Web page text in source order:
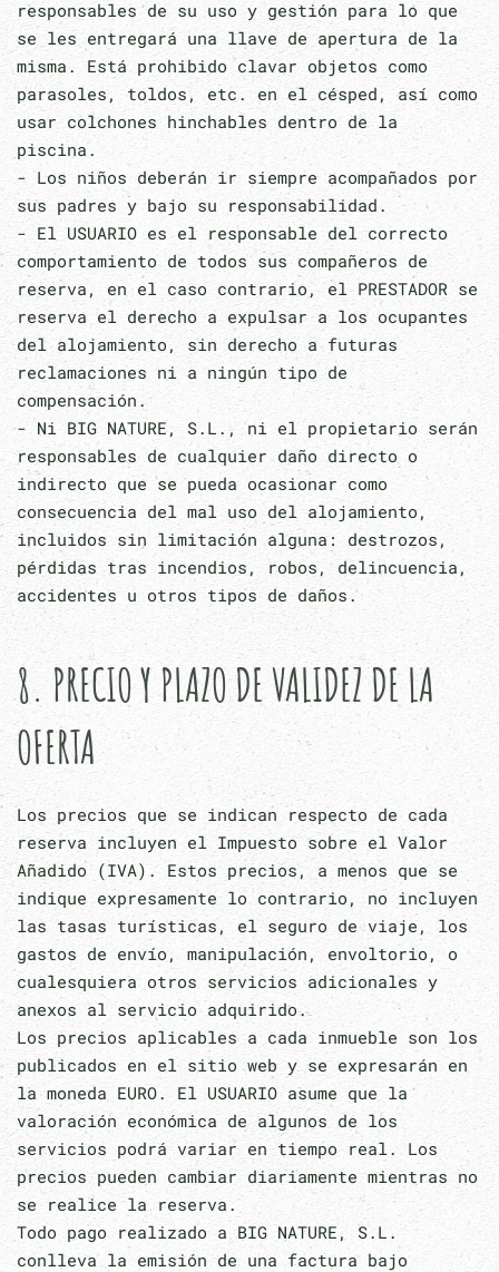
responsables de su uso y gestión para lo que
se les entregará una llave de apertura de la
misma. Está prohibido clavar objetos como
parasoles, toldos, etc. en el césped, así como
usar colchones hinchables dentro de la
piscina.
- Los niños deberán ir siempre acompañados por
sus padres y bajo su responsabilidad.
- El USUARIO es el responsable del correcto
comportamiento de todos sus compañeros de
reserva, en el caso contrario, el PRESTADOR se
reserva el derecho a expulsar a los ocupantes
del alojamiento, sin derecho a futuras
reclamaciones ni a ningún tipo de
compensación.
- Ni BIG NATURE, S.L., ni el propietario serán
responsables de cualquier daño directo o
indirecto que se pueda ocasionar como
consecuencia del mal uso del alojamiento,
incluidos sin limitación alguna: destrozos,
pérdidas tras incendios, robos, delincuencia,
accidentes u otros tipos de daños.
8. PRECIO Y PLAZO DE VALIDEZ DE LA
OFERTA
Los precios que se indican respecto de cada
reserva incluyen el Impuesto sobre el Valor
Añadido (IVA). Estos precios, a menos que se
indique expresamente lo contrario, no incluyen
las tasas turísticas, el seguro de viaje, los
gastos de envío, manipulación, envoltorio, o
cualesquiera otros servicios adicionales y
anexos al servicio adquirido.
Los precios aplicables a cada inmueble son los
publicados en el sitio web y se expresarán en
la moneda EURO. El USUARIO asume que la
valoración económica de algunos de los
servicios podrá variar en tiempo real. Los
precios pueden cambiar diariamente mientras no
se realice la reserva.
Todo pago realizado a BIG NATURE, S.L.
conlleva la emisión de una factura bajo